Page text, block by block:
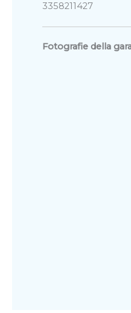
3358211427
Fotografie della